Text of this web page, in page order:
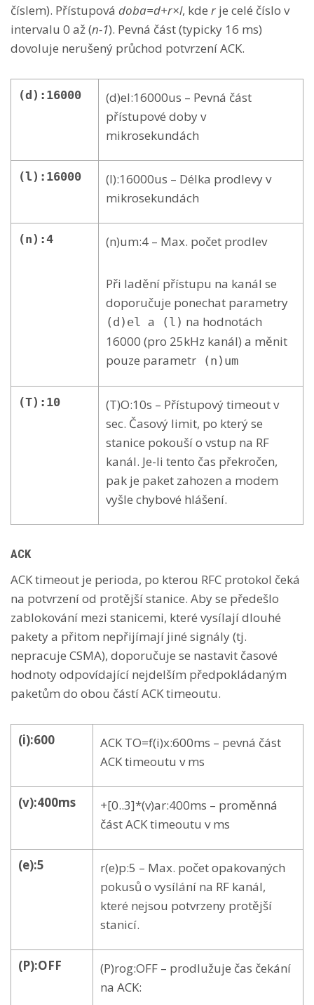
číslem). Přístupová doba=d+r×l, kde r je celé číslo v
intervalu 0 až (n-1). Pevná část (typicky 16 ms)
dovoluje nerušený průchod potvrzení ACK.
(d):16000
(d)el:16000us – Pevná část
přístupové doby v
mikrosekundách
(l):16000
(l):16000us – Délka prodlevy v
mikrosekundách
(n):4 (n)um:4 – Max. počet prodlev
Při ladění přístupu na kanál se
doporučuje ponechat parametry
(d)el a (l) na hodnotách
16000 (pro 25kHz kanál) a měnit
pouze parametr (n)um
(T):10
(T)O:10s – Přístupový timeout v
sec. Časový limit, po který se
stanice pokouší o vstup na RF
kanál. Je-li tento čas překročen,
pak je paket zahozen a modem
vyšle chybové hlášení.
ACK
ACK timeout je perioda, po kterou RFC protokol čeká
na potvrzení od protější stanice. Aby se předešlo
zablokování mezi stanicemi, které vysílají dlouhé
pakety a přitom nepřijímají jiné signály (tj.
nepracuje CSMA), doporučuje se nastavit časové
hodnoty odpovídající nejdelším předpokládaným
paketům do obou částí ACK timeoutu.
(i):600
ACK TO=f(i)x:600ms – pevná část
ACK timeoutu v ms
(v):400ms
+[0..3]*(v)ar:400ms – proměnná
část ACK timeoutu v ms
(e):5
r(e)p:5 – Max. počet opakovaných
pokusů o vysílání na RF kanál,
které nejsou potvrzeny protější
stanicí.
(P):OFF
(P)rog:OFF – prodlužuje čas čekání
na ACK: